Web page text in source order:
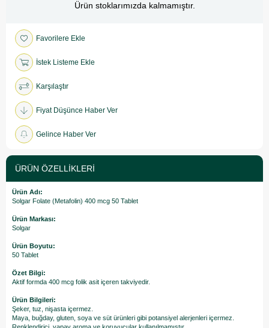
Ürün stoklarımızda kalmamıştır.
Favorilere Ekle
İstek Listeme Ekle
Karşılaştır
Fiyat Düşünce Haber Ver
Gelince Haber Ver
ÜRÜN ÖZELLIKLERI
Ürün Adı:
Solgar Folate (Metafolin) 400 mcg 50 Tablet
Ürün Markası:
Solgar
Ürün Boyutu:
50 Tablet
Özet Bilgi:
Aktif formda 400 mcg folik asit içeren takviyedir.
Ürün Bilgileri:
Şeker, tuz, nişasta içermez.
Maya, buğday, gluten, soya ve süt ürünleri gibi potansiyel alerjenleri içermez.